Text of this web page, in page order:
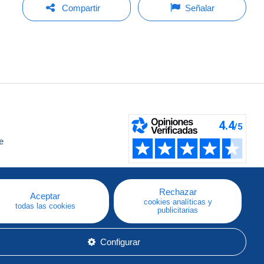
Compartir Señalar
Aceptar
todas las cookies
Rechazar
cookies analíticas y
publicitarias
Configurar